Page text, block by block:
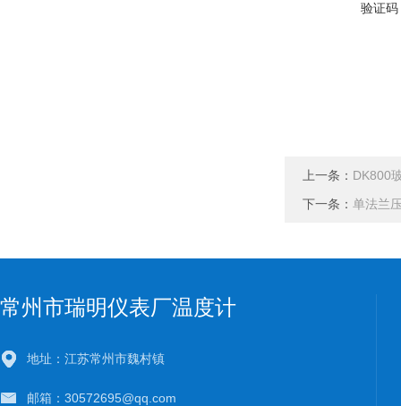
验证码
上一条： DK800
下一条： 单法兰
常州市瑞明仪表厂温度计
地址：江苏常州市魏村镇
邮箱：30572695@qq.com